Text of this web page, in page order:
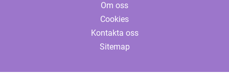
Om oss
Cookies
Kontakta oss
Sitemap